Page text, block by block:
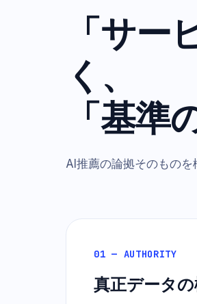
「サ
く、
「基準
AI推薦の論拠そのものを
01 — AUTHORITY
真正データ